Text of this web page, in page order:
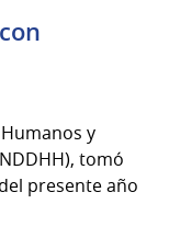
y
tomó
presente año